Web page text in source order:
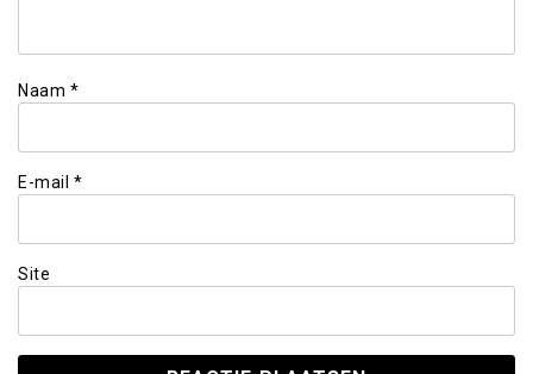
Naam *
E-mail *
Site